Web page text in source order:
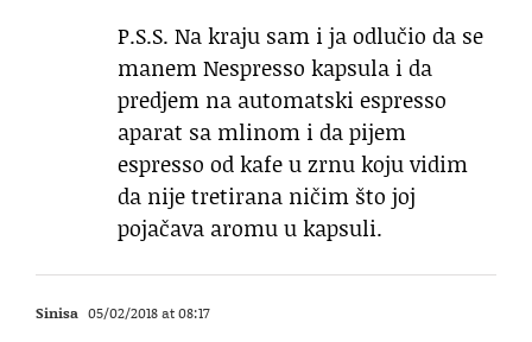
P.S.S. Na kraju sam i ja odlučio da se
manem Nespresso kapsula i da
predjem na automatski espresso
aparat sa mlinom i da pijem
espresso od kafe u zrnu koju vidim
da nije tretirana ničim što joj
pojačava aromu u kapsuli.
Sinisa 05/02/2018 at 08:17